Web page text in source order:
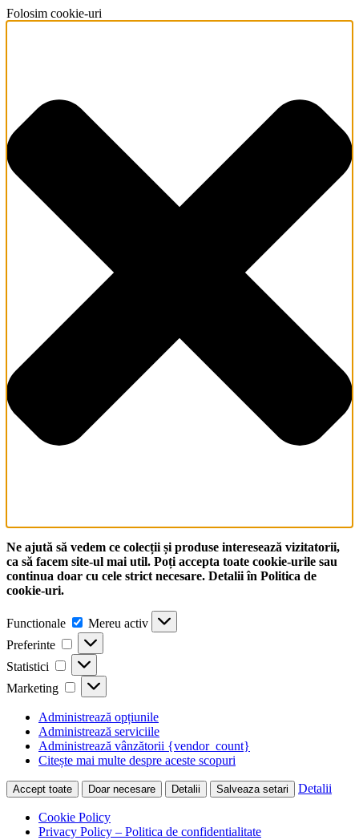
Folosim cookie-uri
Ne ajută să vedem ce colecții și produse interesează vizitatorii,
ca să facem site-ul mai util. Poți accepta toate cookie-urile sau
continua doar cu cele strict necesare. Detalii în Politica de
cookie-uri.
Functionale Functionale
Mereu activ
Preferinte
Preferinte
Statistici Statistici
Marketing Marketing
Administrează opțiunile
Administrează serviciile
Administrează vânzătorii {vendor_count}
Citește mai multe despre aceste scopuri
Accept toate Doar necesare Detalii Salveaza setari Detalii
Cookie Policy
Privacy Policy – Politica de confidentialitate